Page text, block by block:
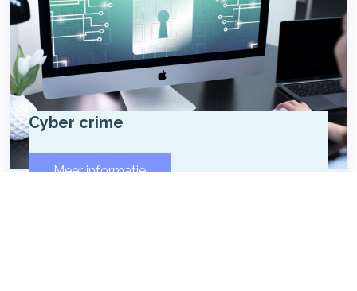
Cyber crime
Meer informatie